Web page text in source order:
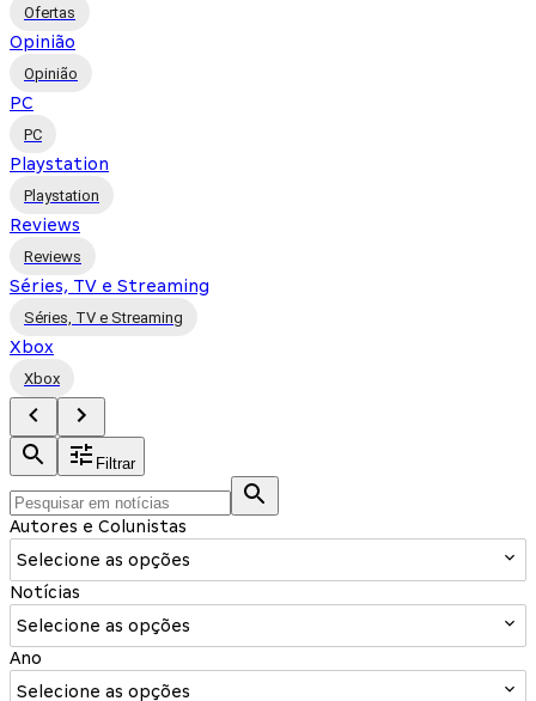
Ofertas
Opinião
Opinião
PC
PC
Playstation
Playstation
Reviews
Reviews
Séries, TV e Streaming
Séries, TV e Streaming
Xbox
Xbox
Filtrar
Autores e Colunistas
Selecione as opções
Notícias
Selecione as opções
Ano
Selecione as opções